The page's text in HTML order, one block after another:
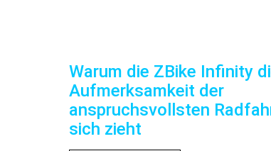
Warum die ZBike Infinity
Aufmerksamkeit der
anspruchsvollsten
sich zieht